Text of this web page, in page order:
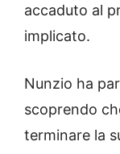
accaduto al
implicato.
Nunzio ha
scoprendo
terminare la